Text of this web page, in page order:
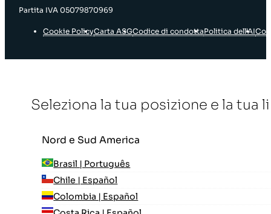
Partita IVA 05079870969
Cookie PolicyCarta ASGCodice di condottaPolitica dell’AI
Seleziona la tua posizione e la tua
Nord e Sud America
Brasil | Português
Chile | Español
Colombia | Español